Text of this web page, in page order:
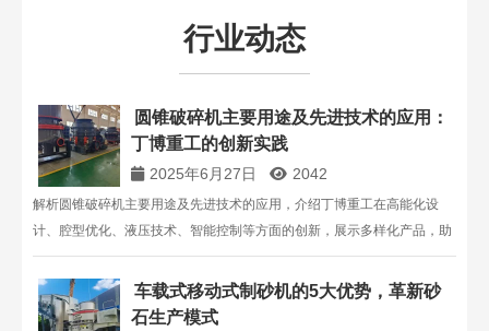
行业动态
圆锥破碎机主要用途及先进技术的应用：
丁博重工的创新实践​
2025年6月27日 2042
解析圆锥破碎机主要用途及先进技术的应用，介绍丁博重工在高能化设
计、腔型优化、液压技术、智能控制等方面的创新，展示多样化产品，助
力企业了解圆锥破碎机技术优势。
车载式移动式制砂机的5大优势，革新砂
石生产模式